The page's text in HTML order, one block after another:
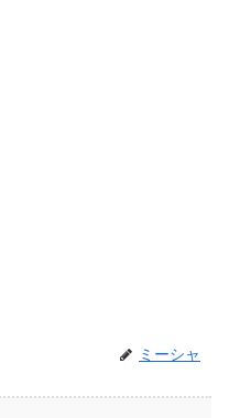
ミーシャ